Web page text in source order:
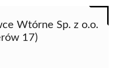
Wtórne Sp. z o.o.
17)